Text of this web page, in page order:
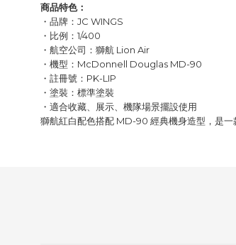
商品特色：
・品牌：JC WINGS
・比例：1/400
・航空公司：獅航 Lion Air
・機型：McDonnell Douglas MD-90
・註冊號：PK-LIP
・塗裝：標準塗裝
・適合收藏、展示、機隊場景擺設使用
獅航紅白配色搭配 MD-90 經典機身造型，是一